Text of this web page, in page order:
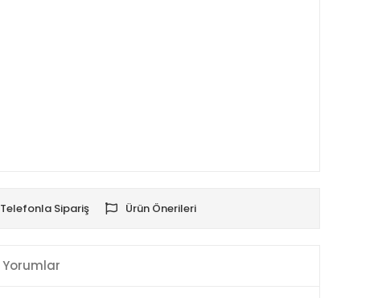
Telefonla Sipariş Ürün Önerileri
Yorumlar